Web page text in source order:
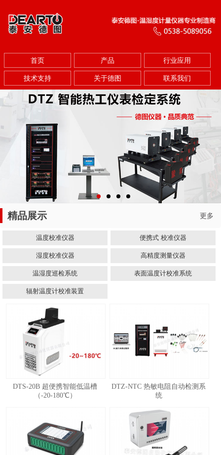
首页 产品 行业应用
技术支持 关于德图 联系我们
精品展示 更多
温度校准仪器 便携式 校准仪器
湿度校准仪器 高精度测量仪器
温湿度巡检系统 表面温度计校准系统
辐射温度计校准装置
DTS-20B 超便携智能低温槽
（-20-180℃）
DTZ-NTC 热敏电阻自动检测系
统